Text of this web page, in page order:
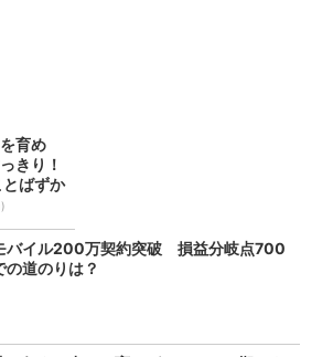
育め
きり！
ばずか
バイル200万契約突破 損益分岐点700
の道のりは？